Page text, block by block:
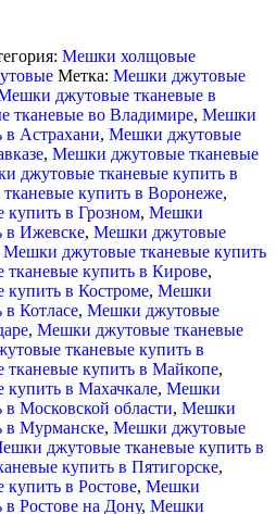
Мешки холщовые
Метка: Мешки джутовые
джутовые тканевые в
тканевые во Владимире, Мешки
в Астрахани, Мешки джутовые
, Мешки джутовые тканевые
джутовые тканевые купить в
купить в Воронеже,
в Грозном, Мешки
в Ижевске, Мешки джутовые
Мешки джутовые тканевые купить
купить в Кирове,
в Костроме, Мешки
Котласе, Мешки джутовые
, Мешки джутовые тканевые
тканевые купить в
купить в Майкопе,
в Махачкале, Мешки
Московской области, Мешки
в Мурманске, Мешки джутовые
джутовые тканевые купить в
купить в Пятигорске,
в Ростове, Мешки
Ростове на Дону, Мешки